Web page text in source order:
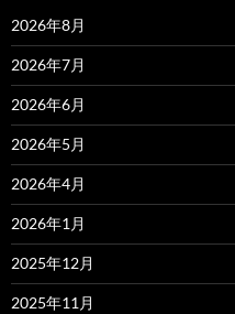
2026年8月
2026年7月
2026年6月
2026年5月
2026年4月
2026年1月
2025年12月
2025年11月